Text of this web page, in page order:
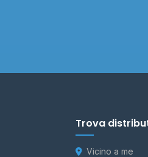
Trova
Vicino a me